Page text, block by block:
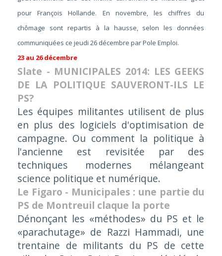
pour François Hollande. En novembre, les chiffres du
chômage sont repartis à la hausse, selon les données
communiquées ce jeudi 26 décembre par Pole Emploi.
23 au 26 décembre
Slate - MUNICIPALES 2014: LES GEEKS
DE LA POLITIQUE SAUVERONT-ILS LE
PS?
Les équipes militantes utilisent de plus
en plus des logiciels d'optimisation de
campagne. Ou comment la politique à
l'ancienne est revisitée par des
techniques modernes mélangeant
science politique et numérique.
Le Figaro - Municipales : une partie du
PS de Montreuil claque la porte
Dénonçant les «méthodes» du PS et le
«parachutage» de Razzi Hammadi, une
trentaine de militants du PS de cette